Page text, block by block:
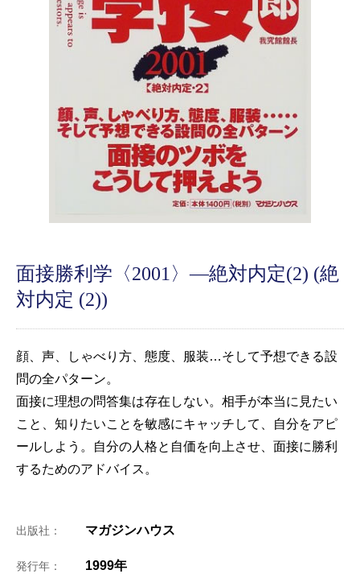
面接勝利学〈2001〉―絶対内定(2) (絶
対内定 (2))
顔、声、しゃべり方、態度、服装…そして予想できる設
問の全パターン。
面接に理想の問答集は存在しない。相手が本当に見たい
こと、知りたいことを敏感にキャッチして、自分をアピ
ールしよう。自分の人格と自価を向上させ、面接に勝利
するためのアドバイス。
出版社： マガジンハウス
発行年： 1999年